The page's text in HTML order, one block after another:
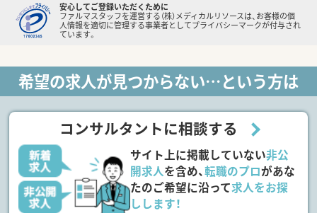
安心してご登録いただくために
ファルマスタッフを運営する（株）メディカルリソースは、お客様の個
人情報を適切に管理する事業者としてプライバシーマークが付与され
ています。
希望の求人が見つからない…という方は
コンサルタントに相談する
サイト上に掲載していない非公
開求人を含め、転職のプロがあな
たのご希望に沿って求人をお探
しします！